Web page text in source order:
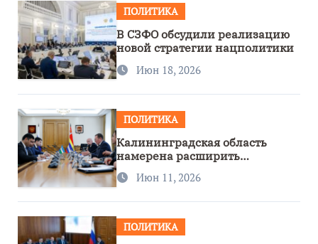
ПОЛИТИКА
В СЗФО обсудили реализацию
новой стратегии нацполитики
Июн 18, 2026
ПОЛИТИКА
Калининградская область
намерена расширить
сотрудничество с Узбекистаном
Июн 11, 2026
ПОЛИТИКА